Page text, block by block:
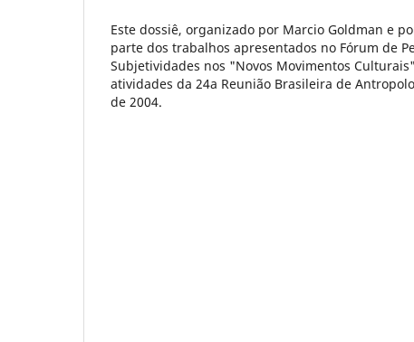
Este dossiê, organizado por Marcio Goldman e
parte dos trabalhos apresentados no Fórum de
Subjetividades nos "Novos Movimentos
atividades da 24a Reunião Brasileira de
de 2004.